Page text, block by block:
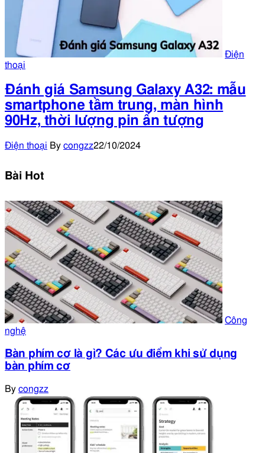
Điện
thoại
Đánh giá Samsung Galaxy A32: mẫu
smartphone tầm trung, màn hình
90Hz, thời lượng pin ấn tượng
Điện thoại By congzz22/10/2024
Bài Hot
Công
nghệ
Bàn phím cơ là gì? Các ưu điểm khi sử dụng
bàn phím cơ
By congzz